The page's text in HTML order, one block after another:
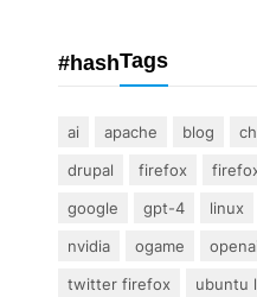
#hashTags
ai apache blog
drupal
firefox
google
gpt-4 linux
nvidia
ogame openai
twitter firefox
ubuntu